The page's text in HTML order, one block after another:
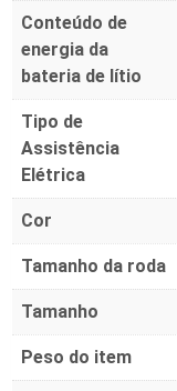
Conteúdo de
energia da
bateria de lítio
Tipo de
Assistência
Elétrica
Cor
Tamanho da roda
Tamanho
Peso do item